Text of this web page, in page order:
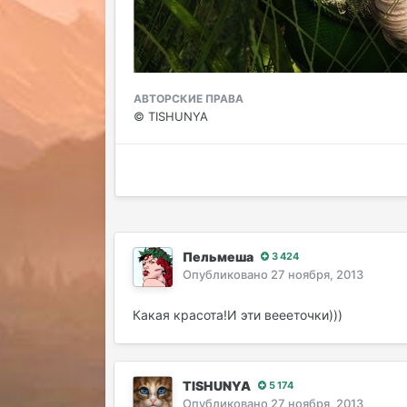
АВТОРСКИЕ ПРАВА
© TISHUNYA
Пельмеша 3 424
Опубликовано 27 ноября, 2013
Какая красота!И эти веееточки)))
TISHUNYA 5 174
Опубликовано 27 ноября, 2013